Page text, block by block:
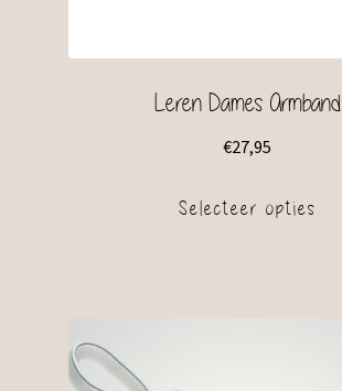
Leren Dames Armband
€27,95
Selecteer opties